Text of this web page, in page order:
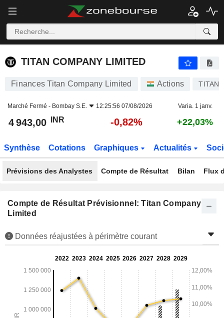
TITAN COMPANY LIMITED
TITAN COMPANY LIMITED
Finances Titan Company Limited Actions TITAN
Marché Fermé - Bombay S.E. 12:25:56 07/08/2026 Varia. 1 janv.
4 943,00 INR -0,82% +22,03%
Synthèse Cotations Graphiques Actualités
Prévisions des Analystes Compte de Résultat Bilan Flux
Compte de Résultat Prévisionnel: Titan Company
Limited
Données réajustées à périmètre courant